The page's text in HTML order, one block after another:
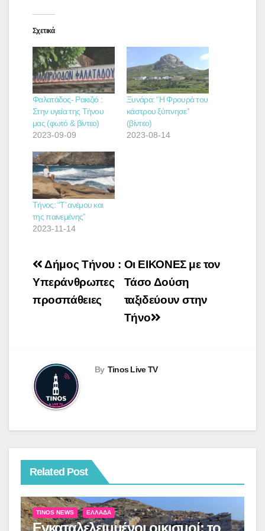
Σχετικά
Φαλατάδος- Ρακιζιό :
Στην υγεία της Τήνου
μας (φωτό & βίντεο)
2023-09-09
Ξυνάρα: “H Φρουρά του
κάστρου ξύπνησε”
(βίντεο)
2023-08-14
Τήνος: “Τ’ ανέμου και
της παινεμένης”
2023-11-14
Πλοήγηση
άρθρων
Oι ΕΙΚΟΝΕΣ με τον
Τάσο Δούση
ταξιδεύουν στην
Τήνο
Δήμος Τήνου :
Υπεράνθρωπες
προσπάθειες
By Tinos Live TV
Related Post
TINOS NEWS ΕΛΛΆΔΑ
Εγκαταλελειμμένοι οικισμοί: το